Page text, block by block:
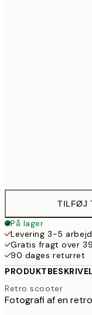
TILFØJ
På lager
Levering 3-5
Gratis fragt over
90 dages returret
Retro scooter
Fotografi af en